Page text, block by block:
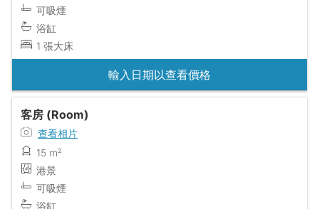
可吸煙
浴缸
1 張大床
輸入日期以查看價格
客房 (Room)
查看相片
15 m²
港景
可吸煙
浴缸